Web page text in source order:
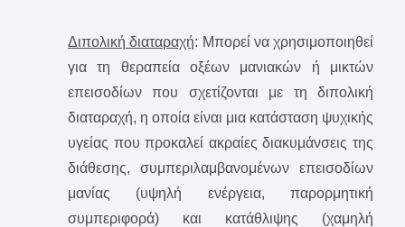
Διπολική διαταραχή: Μπορεί να χρησιμοποιηθεί
για τη θεραπεία οξέων μανιακών ή μικτών
επεισοδίων που σχετίζονται με τη διπολική
διαταραχή, η οποία είναι μια κατάσταση ψυχικής
υγείας που προκαλεί ακραίες διακυμάνσεις της
διάθεσης, συμπεριλαμβανομένων επεισοδίων
μανίας (υψηλή ενέργεια, παρορμητική
συμπεριφορά) και κατάθλιψης (χαμηλή